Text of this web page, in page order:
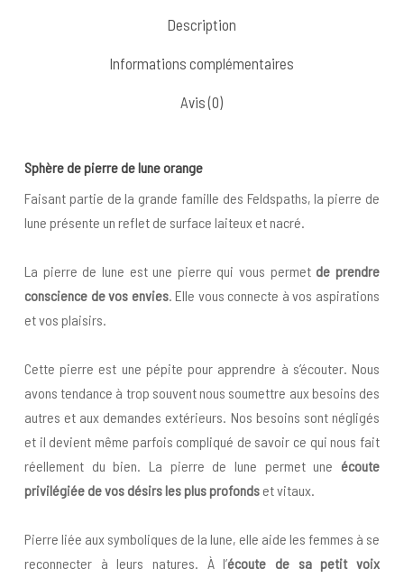
Description
Informations complémentaires
Avis (0)
Sphère de pierre de lune orange
Faisant partie de la grande famille des Feldspaths, la pierre de
lune présente un reflet de surface laiteux et nacré.
La pierre de lune est une pierre qui vous permet de prendre
conscience de vos envies. Elle vous connecte à vos aspirations
et vos plaisirs.
Cette pierre est une pépite pour apprendre à s’écouter. Nous
avons tendance à trop souvent nous soumettre aux besoins des
autres et aux demandes extérieurs. Nos besoins sont négligés
et il devient même parfois compliqué de savoir ce qui nous fait
réellement du bien. La pierre de lune permet une écoute
privilégiée de vos désirs les plus profondset vitaux.
Pierre liée aux symboliques de la lune, elle aide les femmes à se
reconnecter à leurs natures. À l’écoute de sa petit voix